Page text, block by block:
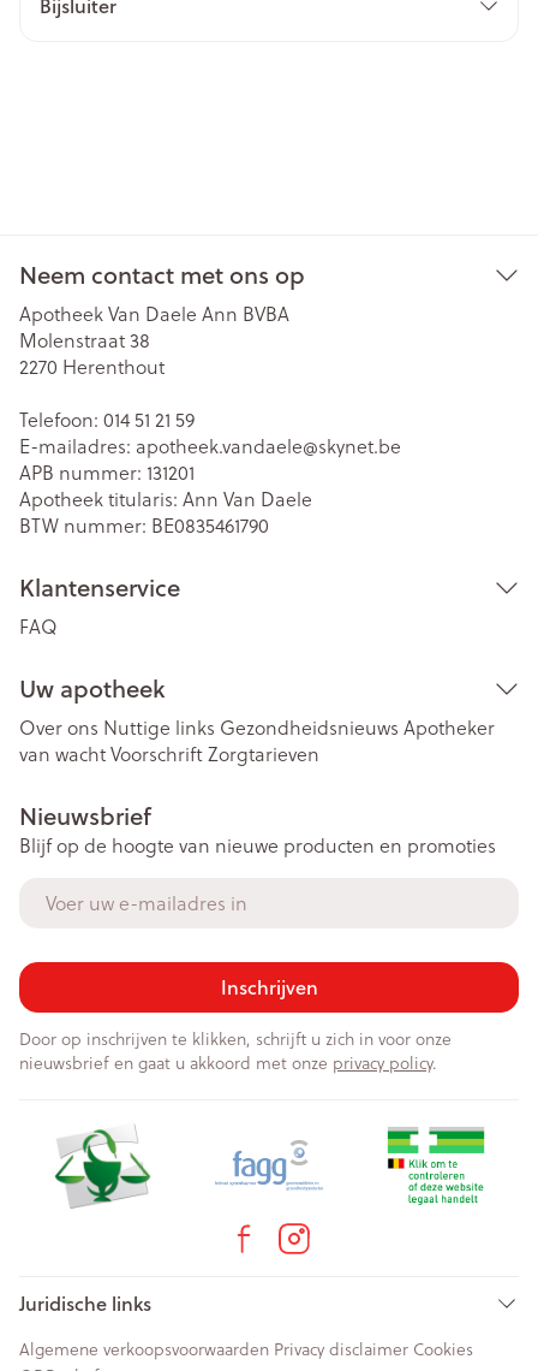
Neem contact met ons op
Apotheek Van Daele Ann BVBA
Molenstraat 38
2270 Herenthout
Telefoon: 014 51 21 59
E-mailadres: apotheek.vandaele@skynet.be
APB nummer: 131201
Apotheek titularis: Ann Van Daele
BTW nummer: BE0835461790
Klantenservice
FAQ
Uw apotheek
Over ons Nuttige links Gezondheidsnieuws Apotheker
van wachtVoorschriftZorgtarieven
Nieuwsbrief
Blijf op de hoogte van nieuwe producten en promoties
Inschrijven
Door op inschrijven te klikken, schrijft u zich in voor onze
nieuwsbrief en gaat u akkoord met onze privacy policy.
Juridische links
Algemene verkoopsvoorwaarden Privacy disclaimer Cookies